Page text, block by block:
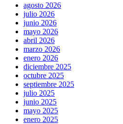
agosto 2026
julio 2026
junio 2026
mayo 2026
abril 2026
marzo 2026
enero 2026
diciembre 2025
octubre 2025
septiembre 2025
julio 2025
junio 2025
mayo 2025
enero 2025